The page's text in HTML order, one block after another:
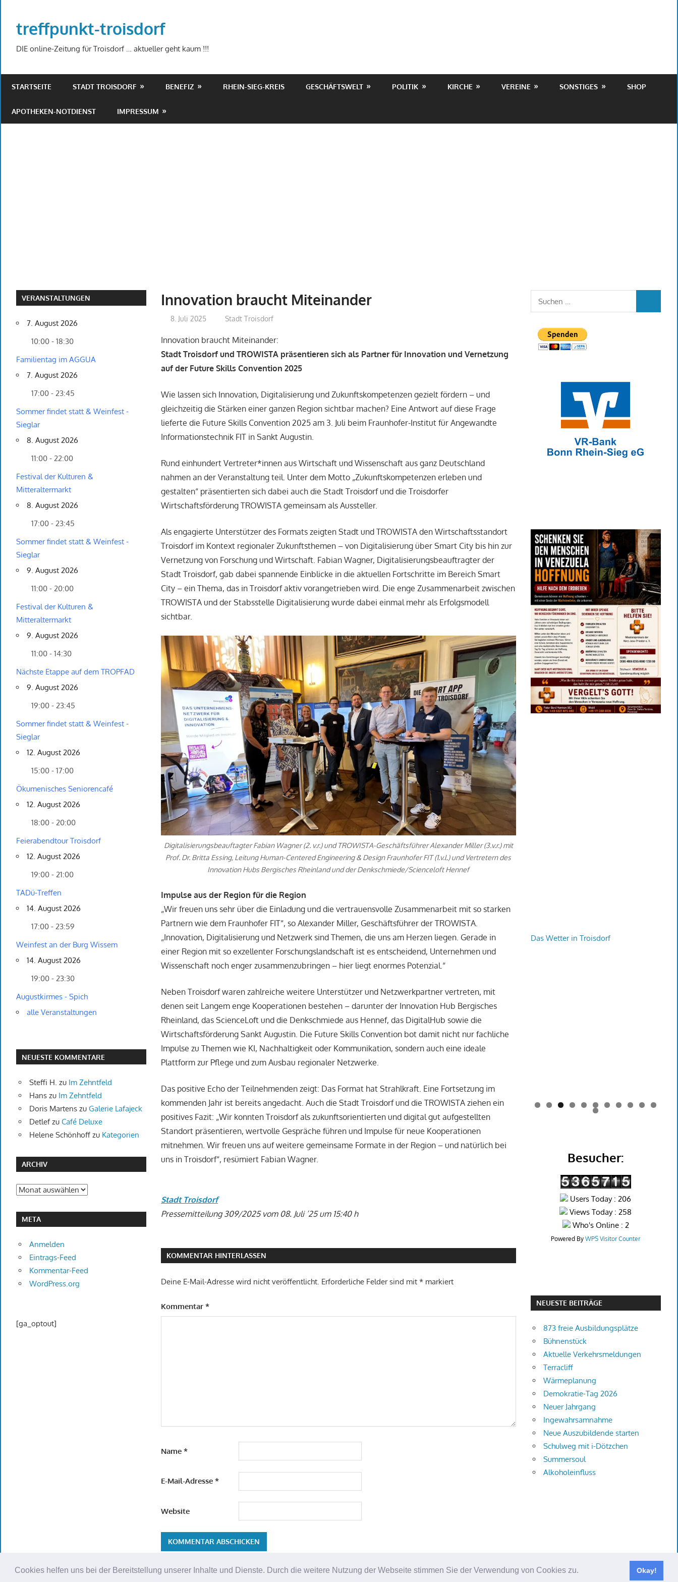
Cookies helfen uns bei der Bereitstellung unserer Inhalte und Dienste. Durch die weitere Nutzung der Webseite stimmen Sie der Verwendung von Cookies zu. Okay!
springen
treffpunkt-troisdorf
DIE online-Zeitung für Troisdorf … aktueller geht kaum !!!
STARTSEITE STADT TROISDORF BENEFIZ RHEIN-SIEG-KREIS GESCHÄFTSWELT POLITIK KIRCHE VEREINE SONSTIGES SHOP
APOTHEKEN-NOTDIENST IMPRESSUM
Innovation braucht Miteinander
8. Juli 2025 treffpunkt
Stadt Troisdorf
Innovation braucht Miteinander:
Stadt Troisdorf und TROWISTA präsentieren sich als Partner für Innovation und Vernetzung
auf der Future Skills Convention 2025
Wie lassen sich Innovation, Digitalisierung und Zukunftskompetenzen gezielt fördern – und
gleichzeitig die Stärken einer ganzen Region sichtbar machen? Eine Antwort auf diese Frage
lieferte die Future Skills Convention 2025 am 3. Juli beim Fraunhofer-Institut für Angewandte
Informationstechnik FIT in Sankt Augustin.
Rund einhundert Vertreter*innen aus Wirtschaft und Wissenschaft aus ganz Deutschland
nahmen an der Veranstaltung teil. Unter dem Motto „Zukunftskompetenzen erleben und
gestalten“ präsentierten sich dabei auch die Stadt Troisdorf und die Troisdorfer
Wirtschaftsförderung TROWISTA gemeinsam als Aussteller.
Als engagierte Unterstützer des Formats zeigten Stadt und TROWISTA den Wirtschaftsstandort
Troisdorf im Kontext regionaler Zukunftsthemen – von Digitalisierung über Smart City bis hin zur
Vernetzung von Forschung und Wirtschaft. Fabian Wagner, Digitalisierungsbeauftragter der
Stadt Troisdorf, gab dabei spannende Einblicke in die aktuellen Fortschritte im Bereich Smart
City – ein Thema, das in Troisdorf aktiv vorangetrieben wird. Die enge Zusammenarbeit zwischen
TROWISTA und der Stabsstelle Digitalisierung wurde dabei einmal mehr als Erfolgsmodell
sichtbar.
Digitalisierungsbeauftagter Fabian Wagner (2. v.r.) und TROWISTA-Geschäftsführer Alexander Miller (3.v.r.) mit
Prof. Dr. Britta Essing, Leitung Human-Centered Engineering & Design Fraunhofer FIT (1.v.l.) und Vertretern des
Innovation Hubs Bergisches Rheinland und der Denkschmiede/Scienceloft Hennef
Impulse aus der Region für die Region
„Wir freuen uns sehr über die Einladung und die vertrauensvolle Zusammenarbeit mit so starken
Partnern wie dem Fraunhofer FIT“, so Alexander Miller, Geschäftsführer der TROWISTA.
„Innovation, Digitalisierung und Netzwerk sind Themen, die uns am Herzen liegen. Gerade in
einer Region mit so exzellenter Forschungslandschaft ist es entscheidend, Unternehmen und
Wissenschaft noch enger zusammenzubringen – hier liegt enormes Potenzial.“
Neben Troisdorf waren zahlreiche weitere Unterstützer und Netzwerkpartner vertreten, mit
denen seit Langem enge Kooperationen bestehen – darunter der Innovation Hub Bergisches
Rheinland, das ScienceLoft und die Denkschmiede aus Hennef, das DigitalHub sowie die
Wirtschaftsförderung Sankt Augustin. Die Future Skills Convention bot damit nicht nur fachliche
Impulse zu Themen wie KI, Nachhaltigkeit oder Kommunikation, sondern auch eine ideale
Plattform zur Pflege und zum Ausbau regionaler Netzwerke.
Das positive Echo der Teilnehmenden zeigt: Das Format hat Strahlkraft. Eine Fortsetzung im
kommenden Jahr ist bereits angedacht. Auch die Stadt Troisdorf und die TROWISTA ziehen ein
positives Fazit: „Wir konnten Troisdorf als zukunftsorientierten und digital gut aufgestellten
Standort präsentieren, wertvolle Gespräche führen und Impulse für neue Kooperationen
mitnehmen. Wir freuen uns auf weitere gemeinsame Formate in der Region – und natürlich bei
uns in Troisdorf“, resümiert Fabian Wagner.
Stadt Troisdorf
Pressemitteilung 309/2025 vom 08. Juli ’25 um 15:40 h
KOMMENTAR HINTERLASSEN
Deine E-Mail-Adresse wird nicht veröffentlicht. Erforderliche Felder sind mit* markiert
Kommentar*
Name*
E-Mail-Adresse*
Website
VERANSTALTUNGEN
7. August 2026
10:00 - 18:30
Familientag im AGGUA
7. August 2026
17:00 - 23:45
Sommer findet statt & Weinfest -
Sieglar
8. August 2026
11:00 - 22:00
Festival der Kulturen &
Mitteraltermarkt
8. August 2026
17:00 - 23:45
Sommer findet statt & Weinfest -
Sieglar
9. August 2026
11:00 - 20:00
Festival der Kulturen &
Mitteraltermarkt
9. August 2026
11:00 - 14:30
Nächste Etappe auf dem TROPFAD
9. August 2026
19:00 - 23:45
Sommer findet statt & Weinfest -
Sieglar
12. August 2026
15:00 - 17:00
Ökumenisches Seniorencafé
12. August 2026
18:00 - 20:00
Feierabendtour Troisdorf
12. August 2026
19:00 - 21:00
TADü-Treffen
14. August 2026
17:00 - 23:59
Weinfest an der Burg Wissem
14. August 2026
19:00 - 23:30
Augustkirmes - Spich
alle Veranstaltungen
NEUESTE KOMMENTARE
Steffi H. zu Im Zehntfeld
Hanszu Im Zehntfeld
Doris Martenszu Galerie Lafajeck
Detlefzu Café Deluxe
Helene Schönhoffzu Kategorien
ARCHIV
Archiv
META
Anmelden
Eintrags-Feed
Kommentar-Feed
WordPress.org
[ga_optout]
Das Wetter in Troisdorf
0 1
2
Besucher:
Users Today : 206
Views Today : 258
Who's Online : 2
Powered ByWPS Visitor Counter
NEUESTE BEITRÄGE
873 freie Ausbildungsplätze
Bühnenstück
Aktuelle Verkehrsmeldungen
Terracliff
Wärmeplanung
Demokratie-Tag 2026
Neuer Jahrgang
Ingewahrsamnahme
Neue Auszubildende starten
Schulweg mit i-Dötzchen
Summersoul
Alkoholeinfluss
WordPress Theme: Gambit von ThemeZee.